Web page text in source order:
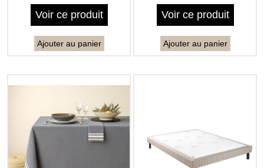
Voir ce produit
Ajouter au panier
Voir ce produit
Ajouter au panier